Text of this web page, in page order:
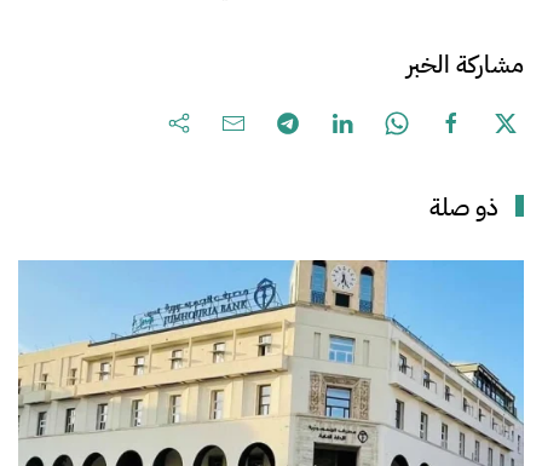
مشاركة الخبر
ذو صلة